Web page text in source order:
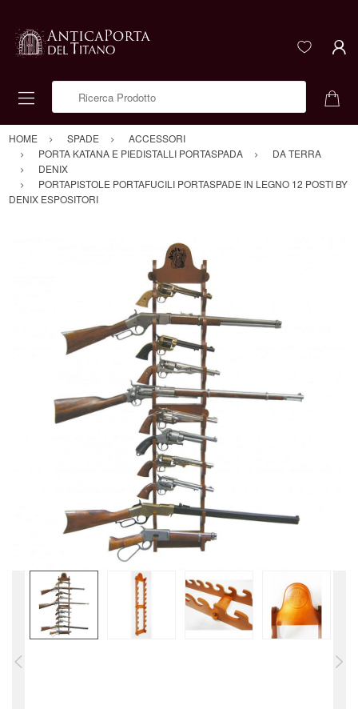
HOME SPADE
ACCESSORI
PORTA KATANA E PIEDISTALLI PORTASPADA
DA TERRA
DENIX
PORTAPISTOLE PORTAFUCILI PORTASPADE IN LEGNO 12 POSTI BY
DENIX ESPOSITORI